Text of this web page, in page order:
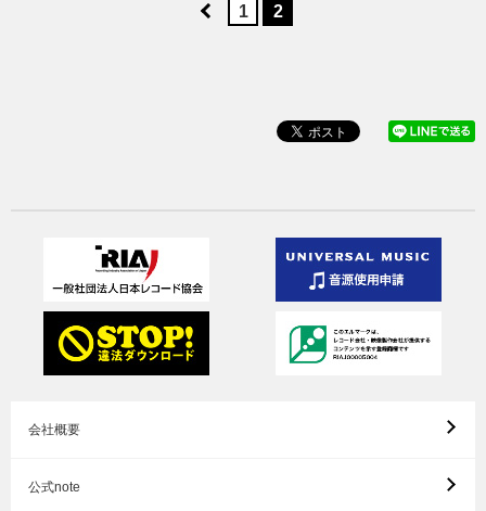
1 2
会社概要
公式note